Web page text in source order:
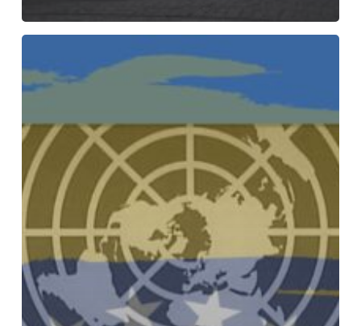
de
de
Hechos
ONU
pidió
monitorear
nueva
fuerza